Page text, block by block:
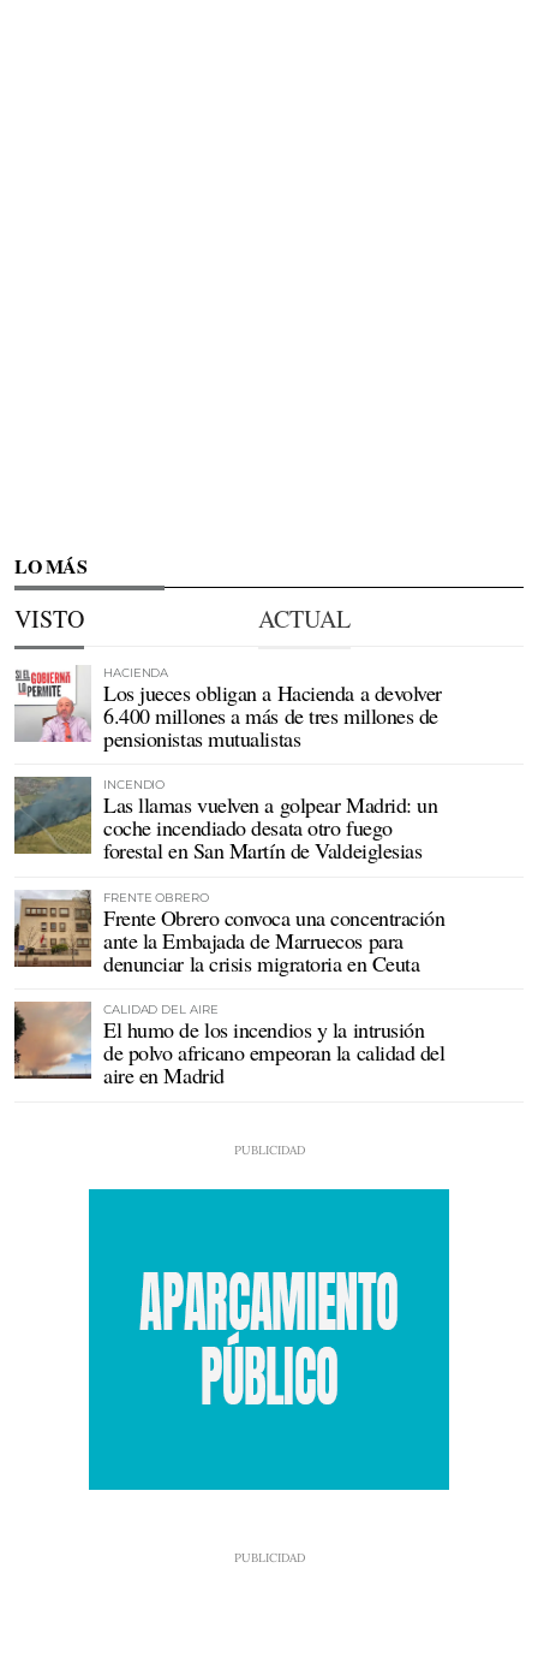
LO MÁS
VISTO ACTUAL
HACIENDA
Los jueces obligan a Hacienda a devolver
6.400 millones a más de tres millones de
pensionistas mutualistas
INCENDIO
Las llamas vuelven a golpear Madrid: un
coche incendiado desata otro fuego
forestal en San Martín de Valdeiglesias
FRENTE OBRERO
Frente Obrero convoca una concentración
ante la Embajada de Marruecos para
denunciar la crisis migratoria en Ceuta
CALIDAD DEL AIRE
El humo de los incendios y la intrusión
de polvo africano empeoran la calidad del
aire en Madrid